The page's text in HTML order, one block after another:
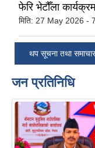
फेरि भेटौँला कार्यक्रम
मिति: 27 May 2026 -
थप सूचना तथा
जन प्रतिनिधि